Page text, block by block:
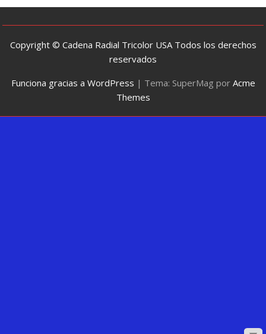
Copyright © Cadena Radial Tricolor USA Todos los derechos
reservados
Funciona gracias a WordPress | Tema: SuperMag por Acme
Themes